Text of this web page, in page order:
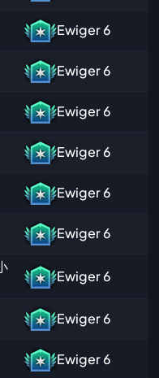
Ewiger6
Ewiger6
Ewiger6
Ewiger6
Ewiger6
Ewiger6
Ewiger6
Ewiger6
Ewiger6